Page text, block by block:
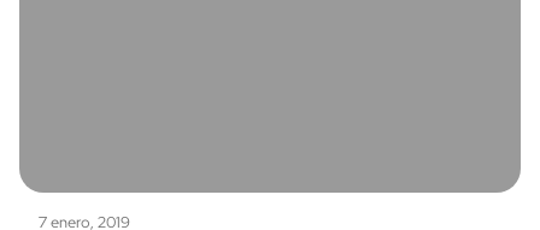
7 enero, 2019